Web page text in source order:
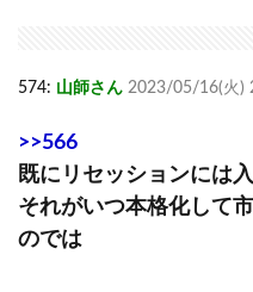
574: 山師さん 2023/05/16(火)
>>566
既にリセッションには
それがいつ本格化して
のでは